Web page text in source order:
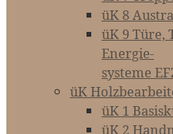
üK 8
üK 9 Türe,
Energie-­­­
systeme
üK
üK 1
üK 2